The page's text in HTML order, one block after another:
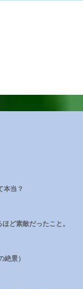
本当？
ど素敵だったこと。
景）